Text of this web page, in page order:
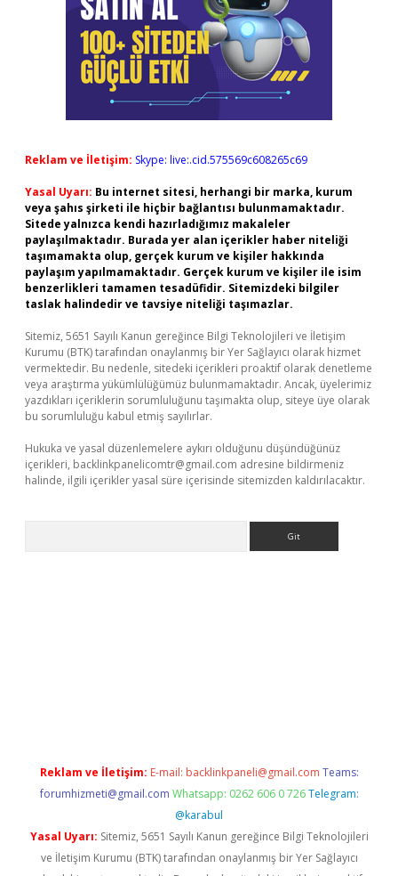
Reklam ve İletişim: Skype: live:.cid.575569c608265c69
Yasal Uyarı: Bu internet sitesi, herhangi bir marka, kurum
veya şahıs şirketi ile hiçbir bağlantısı bulunmamaktadır.
Sitede yalnızca kendi hazırladığımız makaleler
paylaşılmaktadır. Burada yer alan içerikler haber niteliği
taşımamakta olup, gerçek kurum ve kişiler hakkında
paylaşım yapılmamaktadır. Gerçek kurum ve kişiler ile isim
benzerlikleri tamamen tesadüfidir. Sitemizdeki bilgiler
taslak halindedir ve tavsiye niteliği taşımazlar.
Sitemiz, 5651 Sayılı Kanun gereğince Bilgi Teknolojileri ve İletişim
Kurumu (BTK) tarafından onaylanmış bir Yer Sağlayıcı olarak hizmet
vermektedir. Bu nedenle, sitedeki içerikleri proaktif olarak denetleme
veya araştırma yükümlülüğümüz bulunmamaktadır. Ancak, üyelerimiz
yazdıkları içeriklerin sorumluluğunu taşımakta olup, siteye üye olarak
bu sorumluluğu kabul etmiş sayılırlar.
Hukuka ve yasal düzenlemelere aykırı olduğunu düşündüğünüz
içerikleri, backlinkpanelicomtr@gmail.com adresine bildirmeniz
halinde, ilgili içerikler yasal süre içerisinde sitemizden kaldırılacaktır.
Reklam ve İletişim: E-mail: backlinkpaneli@gmail.com Teams:
forumhizmeti@gmail.com Whatsapp: 0262 606 0 726 Telegram:
@karabul
Yasal Uyarı: Sitemiz, 5651 Sayılı Kanun gereğince Bilgi Teknolojileri
ve İletişim Kurumu (BTK) tarafından onaylanmış bir Yer Sağlayıcı